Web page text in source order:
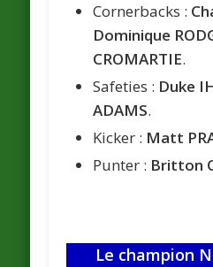
Cornerbacks :
Dominique
CROMARTIE.
Safeties : Duke
ADAMS.
Kicker : Matt
Punter : Britton
Le champion